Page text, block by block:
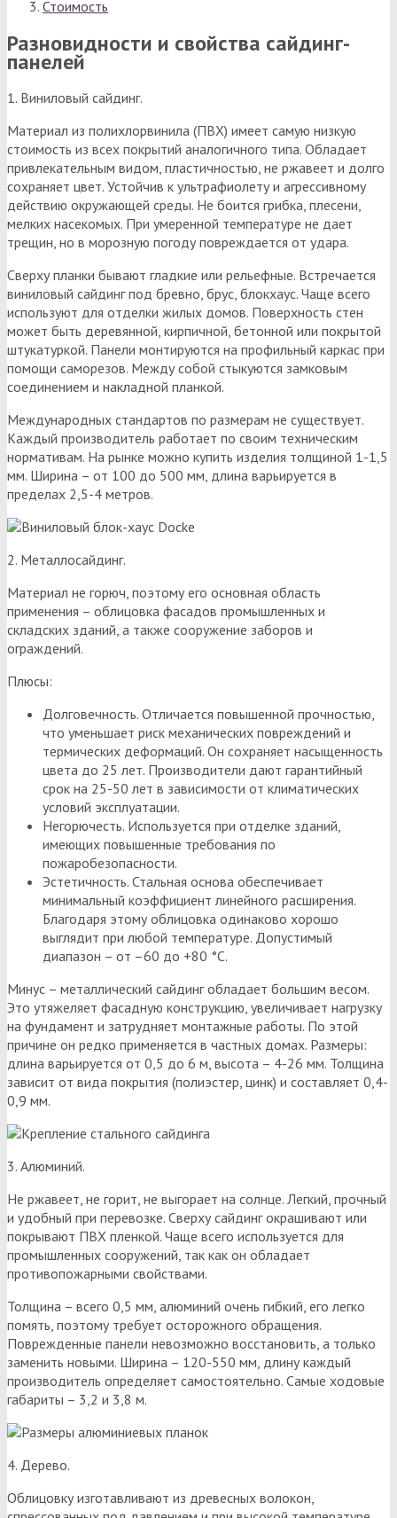
Стоимость
Разновидности и свойства сайдинг-
панелей
1. Виниловый сайдинг.
Материал из полихлорвинила (ПВХ) имеет самую низкую
стоимость из всех покрытий аналогичного типа. Обладает
привлекательным видом, пластичностью, не ржавеет и долго
сохраняет цвет. Устойчив к ультрафиолету и агрессивному
действию окружающей среды. Не боится грибка, плесени,
мелких насекомых. При умеренной температуре не дает
трещин, но в морозную погоду повреждается от удара.
Сверху планки бывают гладкие или рельефные. Встречается
виниловый сайдинг под бревно, брус, блокхаус. Чаще всего
используют для отделки жилых домов. Поверхность стен
может быть деревянной, кирпичной, бетонной или покрытой
штукатуркой. Панели монтируются на профильный каркас при
помощи саморезов. Между собой стыкуются замковым
соединением и накладной планкой.
Международных стандартов по размерам не существует.
Каждый производитель работает по своим техническим
нормативам. На рынке можно купить изделия толщиной 1-1,5
мм. Ширина – от 100 до 500 мм, длина варьируется в
пределах 2,5-4 метров.
2. Металлосайдинг.
Материал не горюч, поэтому его основная область
применения – облицовка фасадов промышленных и
складских зданий, а также сооружение заборов и
ограждений.
Плюсы:
Долговечность. Отличается повышенной прочностью,
что уменьшает риск механических повреждений и
термических деформаций. Он сохраняет насыщенность
цвета до 25 лет. Производители дают гарантийный
срок на 25-50 лет в зависимости от климатических
условий эксплуатации.
Негорючесть. Используется при отделке зданий,
имеющих повышенные требования по
пожаробезопасности.
Эстетичность. Стальная основа обеспечивает
минимальный коэффициент линейного расширения.
Благодаря этому облицовка одинаково хорошо
выглядит при любой температуре. Допустимый
диапазон – от –60 до +80 °C.
Минус – металлический сайдинг обладает большим весом.
Это утяжеляет фасадную конструкцию, увеличивает нагрузку
на фундамент и затрудняет монтажные работы. По этой
причине он редко применяется в частных домах. Размеры:
длина варьируется от 0,5 до 6 м, высота – 4-26 мм. Толщина
зависит от вида покрытия (полиэстер, цинк) и составляет 0,4-
0,9 мм.
3. Алюминий.
Не ржавеет, не горит, не выгорает на солнце. Легкий, прочный
и удобный при перевозке. Сверху сайдинг окрашивают или
покрывают ПВХ пленкой. Чаще всего используется для
промышленных сооружений, так как он обладает
противопожарными свойствами.
Толщина – всего 0,5 мм, алюминий очень гибкий, его легко
помять, поэтому требует осторожного обращения.
Поврежденные панели невозможно восстановить, а только
заменить новыми. Ширина – 120-550 мм, длину каждый
производитель определяет самостоятельно. Самые ходовые
габариты – 3,2 и 3,8 м.
4. Дерево.
Облицовку изготавливают из древесных волокон,